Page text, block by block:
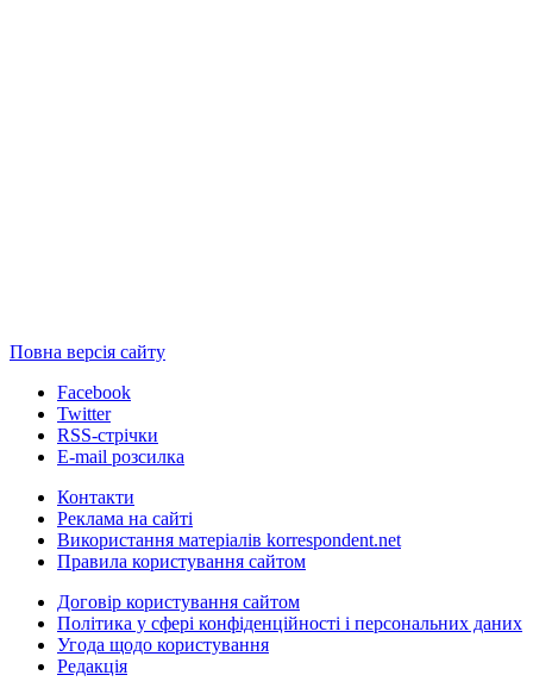
Повна версія сайту
Facebook
Twitter
RSS-стрічки
E-mail розсилка
Контакти
Реклама на сайті
Використання матеріалів korrespondent.net
Правила користування сайтом
Договір користування сайтом
Політика у сфері конфіденційності і персональних даних
Угода щодо користування
Редакція